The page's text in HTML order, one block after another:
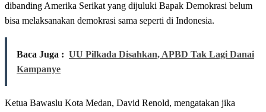
dibanding Amerika Serikat yang dijuluki Bapak Demokrasi belum
bisa melaksanakan demokrasi sama seperti di Indonesia.
Baca Juga : UU Pilkada Disahkan, APBD Tak Lagi Danai
Kampanye
Ketua Bawaslu Kota Medan, David Renold, mengatakan jika